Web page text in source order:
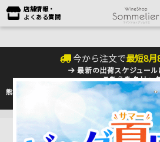
店舗情報・
よくある質問
今から注文で最短8月
最新の出荷スケジュー
こちらをクリッ
熊本地震の影響により九州への配送に遅れが生じ
のHP
をご確認下さ